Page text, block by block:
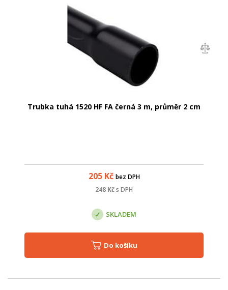
Trubka tuhá 1520 HF FA černá 3 m, průměr 2 cm
205Kč bez DPH
248 Kčs DPH
SKLADEM
Do košíku